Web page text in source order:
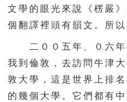
文學的眼光來說《楞嚴
個翻譯裡頭有韻文。所以
二００五年、０六年
我到倫敦，去訪問牛津
敦大學，這是世界上排
的幾個大學。它們都有